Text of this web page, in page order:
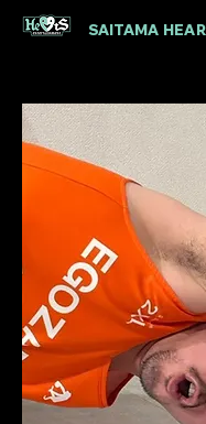
SAITAMA